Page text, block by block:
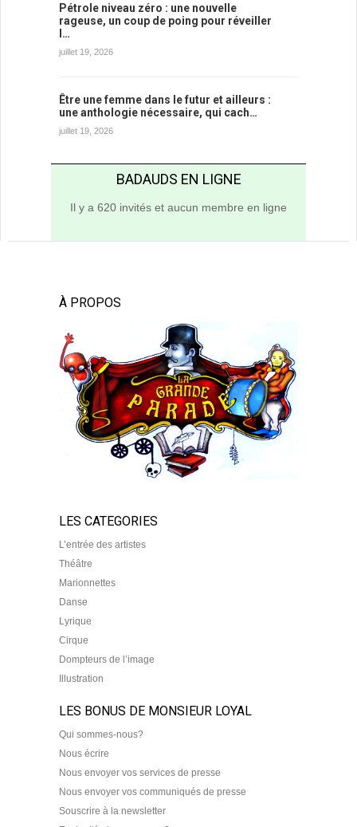
Pétrole niveau zéro : une nouvelle
rageuse, un coup de poing pour réveiller
l…
juillet 19, 2026
Être une femme dans le futur et ailleurs :
une anthologie nécessaire, qui cach…
juillet 19, 2026
BADAUDS EN LIGNE
Il y a 620 invités et aucun membre en ligne
À PROPOS
LES CATEGORIES
L’entrée des artistes
Théâtre
Marionnettes
Danse
Lyrique
Cirque
Dompteurs de l’image
Illustration
LES BONUS DE MONSIEUR LOYAL
Qui sommes-nous?
Nous écrire
Nous envoyer vos services de presse
Nous envoyer vos communiqués de presse
Souscrire à la newsletter